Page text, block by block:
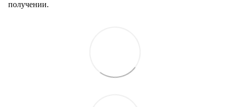
получении.